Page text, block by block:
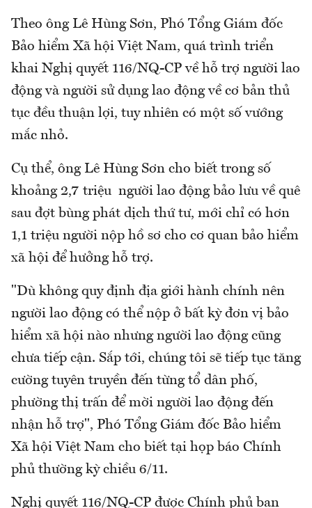
Theo ông Lê Hùng Sơn, Phó Tổng Giám đốc
Bảo hiểm Xã hội Việt Nam, quá trình triển
khai Nghị quyết 116/NQ-CP về hỗ trợ người lao
động và người sử dụng lao động về cơ bản thủ
tục đều thuận lợi, tuy nhiên có một số vướng
mắc nhỏ.
Cụ thể, ông Lê Hùng Sơn cho biết trong số
khoảng 2,7 triệu người lao động bảo lưu về quê
sau đợt bùng phát dịch thứ tư, mới chỉ có hơn
1,1 triệu người nộp hồ sơ cho cơ quan bảo hiểm
xã hội để hưởng hỗ trợ.
"Dù không quy định địa giới hành chính nên
người lao động có thể nộp ở bất kỳ đơn vị bảo
hiểm xã hội nào nhưng người lao động cũng
chưa tiếp cận. Sắp tới, chúng tôi sẽ tiếp tục tăng
cường tuyên truyền đến từng tổ dân phố,
phường thị trấn để mời người lao động đến
nhận hỗ trợ", Phó Tổng Giám đốc Bảo hiểm
Xã hội Việt Nam cho biết tại họp báo Chính
phủ thường kỳ chiều 6/11.
Nghị quyết 116/NQ-CP được Chính phủ ban